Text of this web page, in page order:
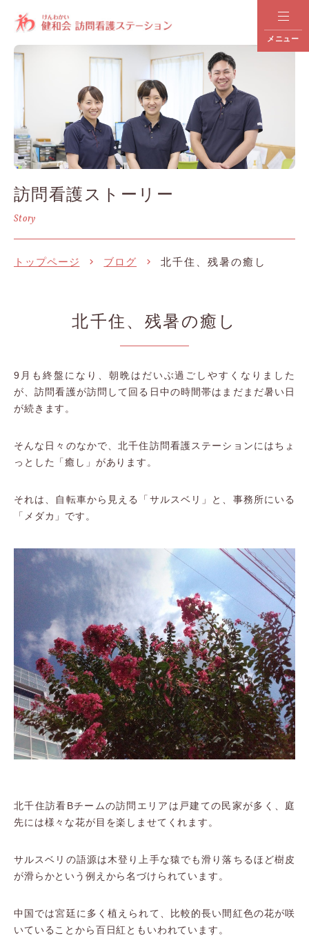
メニュー
訪問看護ストーリー
Story
トップページ ブログ 北千住、残暑の癒し
北千住、残暑の癒し
9月も終盤になり、朝晩はだいぶ過ごしやすくなりました
が、訪問看護が訪問して回る日中の時間帯はまだまだ暑い日
が続きます。
そんな日々のなかで、北千住訪問看護ステーションにはちょ
っとした「癒し」があります。
それは、自転車から見える「サルスベリ」と、事務所にいる
「メダカ」です。
北千住訪看Bチームの訪問エリアは戸建ての民家が多く、庭
先には様々な花が目を楽しませてくれます。
サルスベリの語源は木登り上手な猿でも滑り落ちるほど樹皮
が滑らかという例えから名づけられています。
中国では宮廷に多く植えられて、比較的長い間紅色の花が咲
いていることから百日紅ともいわれています。